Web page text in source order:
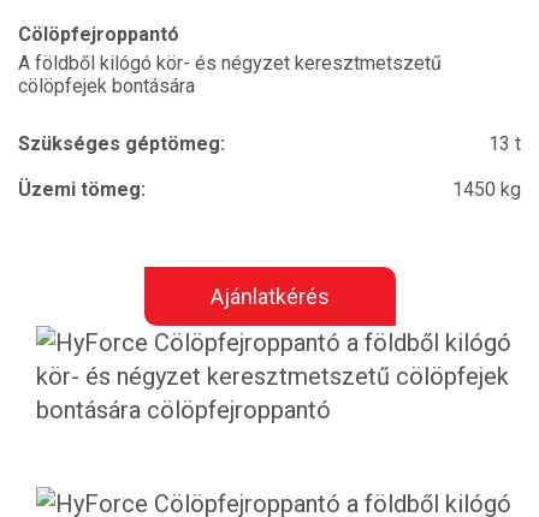
Cölöpfejroppantó
A földből kilógó kör- és négyzet keresztmetszetű
cölöpfejek bontására
Szükséges géptömeg:
13 t
Üzemi tömeg:
1450 kg
Ajánlatkérés